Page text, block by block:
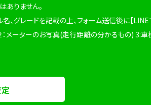
りません。
、グレードを記載の上、フォーム送信後に【LINE
：メーターのお写真(走行距離の分かるもの) 3:車